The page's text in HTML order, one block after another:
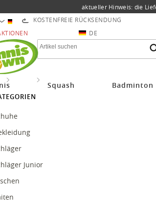
aktueller Hinweis: die
KOSTENFREIE RÜCKSENDUNG
DE
Squash Badminton
Junior